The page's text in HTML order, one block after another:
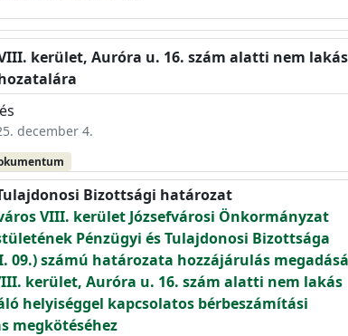
kerület, Auróra u. 16. szám alatti nem
december 4.
Bizottsági határozat
VIII. kerület Józsefvárosi Önkormányzat
Pénzügyi és Tulajdonosi Bizottsága
09.) számú határozata hozzájárulás
kerület, Auróra u. 16. szám alatti nem lakás
helyiséggel kapcsolatos bérbeszámítási
megkötéséhez